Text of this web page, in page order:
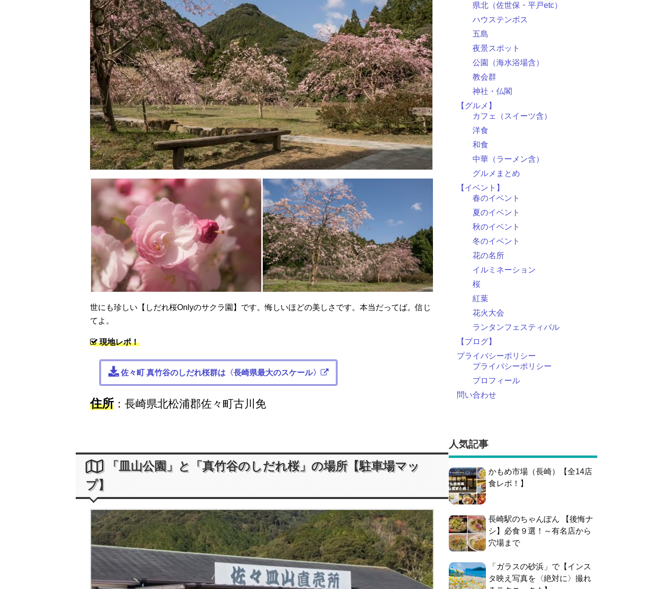
世にも珍しい【しだれ桜Onlyのサクラ園】です。悔しいほどの美しさです。本当だってば。信じ
てよ。
現地レポ！
佐々町 真竹谷のしだれ桜群は〈長崎県最大のスケール〉
住所 ：長崎県北松浦郡佐々町古川免
「皿山公園」と「真竹谷のしだれ桜」の場所【駐車場マッ
プ】
県北（佐世保・平戸etc）
ハウステンボス
五島
夜景スポット
公園（海水浴場含）
教会群
神社・仏閣
【グルメ】
カフェ（スイーツ含）
洋食
和食
中華（ラーメン含）
グルメまとめ
【イベント】
春のイベント
夏のイベント
秋のイベント
冬のイベント
花の名所
イルミネーション
桜
紅葉
花火大会
ランタンフェスティバル
【ブログ】
プライバシーポリシー
プライバシーポリシー
プロフィール
問い合わせ
人気記事
かもめ市場（長崎）【全14店
食レポ！】
長崎駅のちゃんぽん 【後悔ナ
シ】必食９選！～有名店から
穴場まで
「ガラスの砂浜」で【インス
タ映え写真を〈絶対に〉撮れ